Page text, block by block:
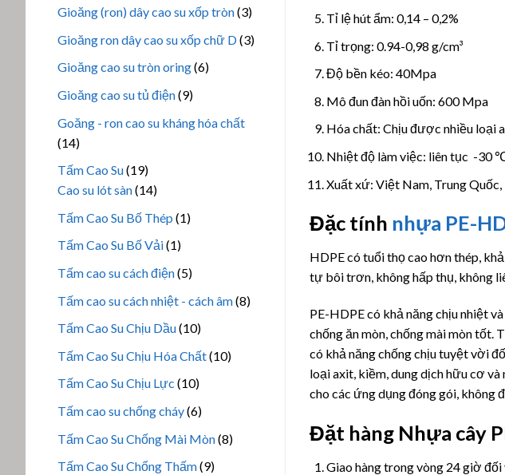
phẩm
Gioăng (ron) dây cao su xốp tròn 33
phẩm
Gioăng ron dây cao su xốp chữ D 33
Gioăng cao su tròn oring 66
Gioăng cao su tủ điện 99
phẩm
Goăng - ron cao su kháng hóa chất
1414
Tấm Cao Su 1919
sản
Cao su lót sàn 1414
phẩm
Tấm Cao Su Bố Thép 11
Tấm Cao Su Bố Vải 11
phẩm
Tấm cao su cách điện 55
Tấm cao su cách nhiệt - cách âm 88
Tấm Cao Su Chịu Dầu 1010
sản
phẩm
Tấm Cao Su Chịu Hóa Chất 1010
Tấm Cao Su Chịu Lực 1010
phẩm
Tấm cao su chống cháy 66
phẩm
Tấm Cao Su Chống Mài Mòn 88
Tấm Cao Su Chống Thấm 99
Tỉ lệ hút ẩm: 0,14 – 0,2%
Tỉ trọng: 0.94-0,98 g/cm³
Độ bền kéo: 40Mpa
Mô đun đàn hồi uốn: 600 Mpa
Hóa chất: Chịu được nhiều loại
Nhiệt độ làm việc: liên tục -30
Xuất xứ: Việt Nam, Trung
Đặc tính nhựa PE-
HDPE cótuổi thọ cao hơn thép,
tự bôi trơn, không hấp thụ, không
PE-HDPE có khả năng chịu nhiệt
chống ăn mòn, chống mài mòn tốt.
có khả năng chống chịu tuyệt vời
loại axit, kiềm, dung dịch hữu cơ
cho các ứng dụng đóng gói, không
Đặt hàng Nhựa cây
Giao hàng trong vòng 24 giờ